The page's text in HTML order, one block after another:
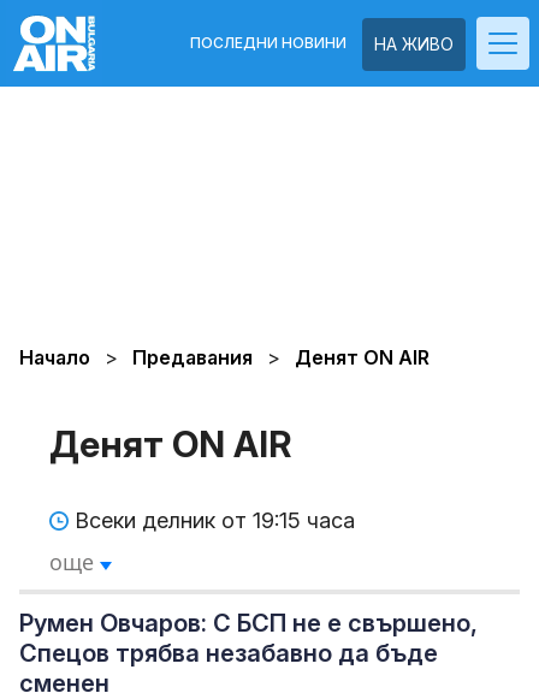
НА ЖИВО
ПОСЛЕДНИ НОВИНИ
Начало Предавания Денят ON AIR
Денят ON AIR
Всеки делник от 19:15 часа
още
Румен Овчаров: С БСП не е свършено,
Спецов трябва незабавно да бъде
сменен